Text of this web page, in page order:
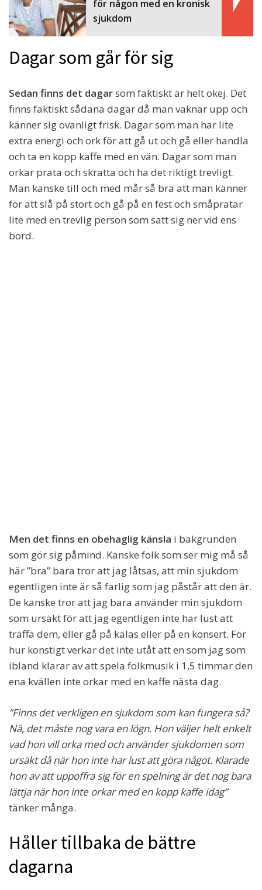
för någon med en kronisk
sjukdom
Dagar som går för sig
Sedan finns det dagarsom faktiskt är helt okej. Det
finns faktiskt sådana dagar då man vaknar upp och
känner sig ovanligt frisk. Dagar som man har lite
extra energi och ork för att gå ut och gå eller handla
och ta en kopp kaffe med en vän. Dagar som man
orkar prata och skratta och ha det riktigt trevligt.
Man kanske till och med mår så bra att man känner
för att slå på stort och gå på en fest och småpratar
lite med en trevlig person som satt sig ner vid ens
bord.
Men det finns en obehaglig känsla i bakgrunden
som gör sig påmind. Kanske folk som ser mig må så
här ”bra” bara tror att jag låtsas, att min sjukdom
egentligen inte är så farlig som jag påstår att den är.
De kanske tror att jag bara använder min sjukdom
som ursäkt för att jag egentligen inte har lust att
träffa dem, eller gå på kalas eller på en konsert. För
hur konstigt verkar det inte utåt att en som jag som
ibland klarar av att spela folkmusik i 1,5 timmar den
ena kvällen inte orkar med en kaffe nästa dag.
”Finns det verkligen en sjukdom som kan fungera så?
Nä, det måste nog vara en lögn. Hon väljer helt enkelt
vad hon vill orka med och använder sjukdomen som
ursäkt då när hon inte har lust att göra något. Klarade
hon av att uppoffra sig för en spelning är det nog bara
lättja när hon inte orkar med en kopp kaffe idag”
tänker många.
Håller tillbaka de bättre
dagarna